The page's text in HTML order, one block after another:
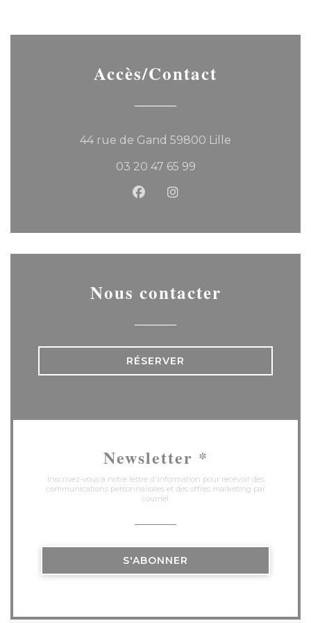
Accès/Contact
44 rue de Gand 59800 Lille
03 20 47 65 99
Facebook ((ouvre une
Instagram ((ouvre
Nous contacter
RÉSERVER
Newsletter *
Inscrivez-vous à notre lettre d'information pour recevoir des
communications personnalisées et des offres marketing par
courriel.
S'ABONNER